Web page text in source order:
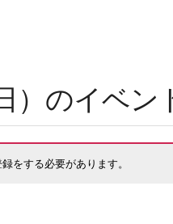
）のイベン
をする必要があります。